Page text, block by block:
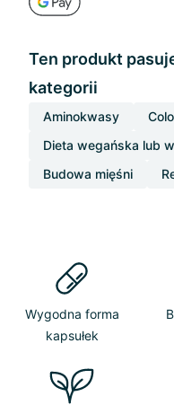
Ten produkt
kategorii
Aminokwasy
Dieta wegańska lub
Budowa mięśni
Wygodna forma
kapsułek